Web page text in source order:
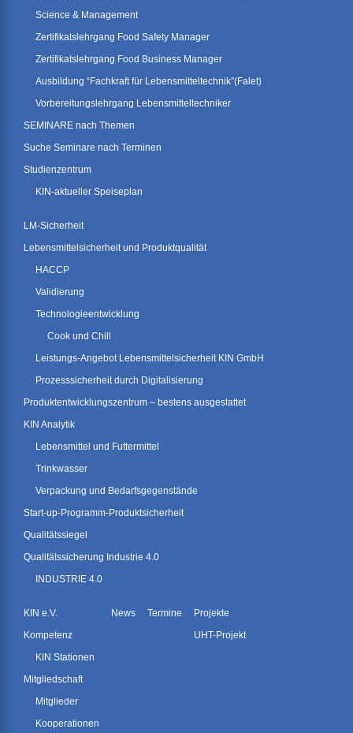
Science & Management
Zertifikatslehrgang Food Safety Manager
Zertifikatslehrgang Food Business Manager
Ausbildung “Fachkraft für Lebensmitteltechnik”(Falet)
Vorbereitungslehrgang Lebensmitteltechniker
SEMINARE nach Themen
Suche Seminare nach Terminen
Studienzentrum
KIN-aktueller Speiseplan
LM-Sicherheit
Lebensmittelsicherheit und Produktqualität
HACCP
Validierung
Technologieentwicklung
Cook und Chill
Leistungs-Angebot Lebensmittelsicherheit KIN GmbH
Prozesssicherheit durch Digitalisierung
Produktentwicklungszentrum – bestens ausgestattet
KIN Analytik
Lebensmittel und Futtermittel
Trinkwasser
Verpackung und Bedarfsgegenstände
Start-up-Programm-Produktsicherheit
Qualitätssiegel
Qualitätssicherung Industrie 4.0
INDUSTRIE 4.0
KIN e.V.
Kompetenz
KIN Stationen
Mitgliedschaft
Mitglieder
Kooperationen
News Termine
Projekte
UHT-Projekt